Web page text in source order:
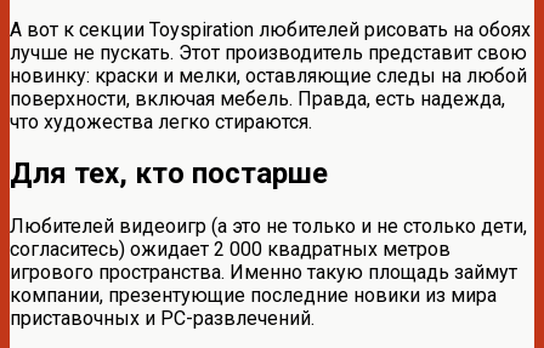
А вот к секции Toyspiration любителей рисовать на обоях
лучше не пускать. Этот производитель представит свою
новинку: краски и мелки, оставляющие следы на любой
поверхности, включая мебель. Правда, есть надежда,
что художества легко стираются.
Для тех, кто постарше
Любителей видеоигр (а это не только и не столько дети,
согласитесь) ожидает 2 000 квадратных метров
игрового пространства. Именно такую площадь займут
компании, презентующие последние новики из мира
приставочных и PC-развлечений.